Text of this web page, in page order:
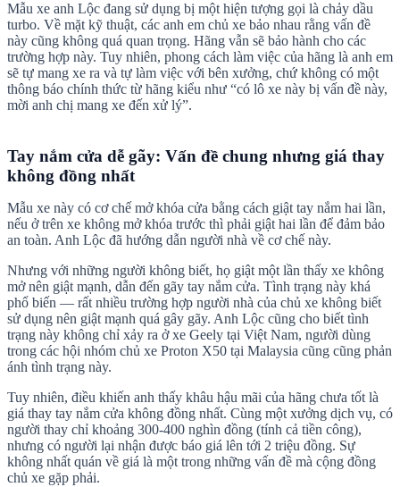
Mẫu xe anh Lộc đang sử dụng bị một hiện tượng gọi là chảy dầu
turbo. Về mặt kỹ thuật, các anh em chủ xe bảo nhau rằng vấn đề
này cũng không quá quan trọng. Hãng vẫn sẽ bảo hành cho các
trường hợp này. Tuy nhiên, phong cách làm việc của hãng là anh em
sẽ tự mang xe ra và tự làm việc với bên xưởng, chứ không có một
thông báo chính thức từ hãng kiểu như “có lô xe này bị vấn đề này,
mời anh chị mang xe đến xử lý”.
Tay nắm cửa dễ gãy: Vấn đề chung nhưng giá thay
không đồng nhất
Mẫu xe này có cơ chế mở khóa cửa bằng cách giật tay nắm hai lần,
nếu ở trên xe không mở khóa trước thì phải giật hai lần để đảm bảo
an toàn. Anh Lộc đã hướng dẫn người nhà về cơ chế này.
Nhưng với những người không biết, họ giật một lần thấy xe không
mở nên giật mạnh, dẫn đến gãy tay nắm cửa. Tình trạng này khá
phổ biến — rất nhiều trường hợp người nhà của chủ xe không biết
sử dụng nên giật mạnh quá gây gãy. Anh Lộc cũng cho biết tình
trạng này không chỉ xảy ra ở xe Geely tại Việt Nam, người dùng
trong các hội nhóm chủ xe Proton X50 tại Malaysia cũng cũng phản
ánh tình trạng này.
Tuy nhiên, điều khiến anh thấy khâu hậu mãi của hãng chưa tốt là
giá thay tay nắm cửa không đồng nhất. Cùng một xưởng dịch vụ, có
người thay chỉ khoảng 300-400 nghìn đồng (tính cả tiền công),
nhưng có người lại nhận được báo giá lên tới 2 triệu đồng. Sự
không nhất quán về giá là một trong những vấn đề mà cộng đồng
chủ xe gặp phải.